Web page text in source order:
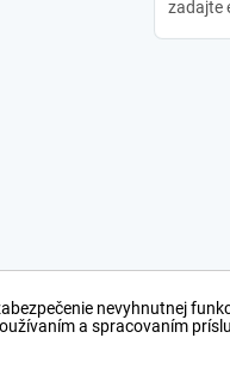
nevyhnutnej
a spracovaním